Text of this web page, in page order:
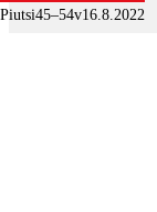
Piutsi45–54v16.8.2022